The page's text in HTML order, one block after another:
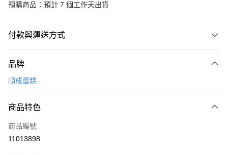
預購商品：預計 7 個工作天出貨
付款與運送方式
信用卡一次付款
Apple Pay
街口支付
品牌
順成蛋糕
商品特色
商品編號
11013898